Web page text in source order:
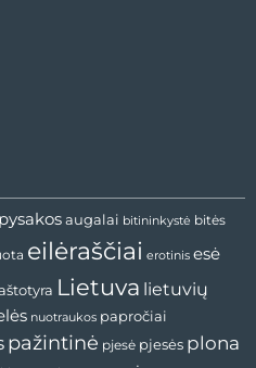
augalai bitininkystė bitės
eilėraščiai erotinis esė
Lietuva lietuvių
nuotraukos papročiai
pažintinė pjesė pjesės plona